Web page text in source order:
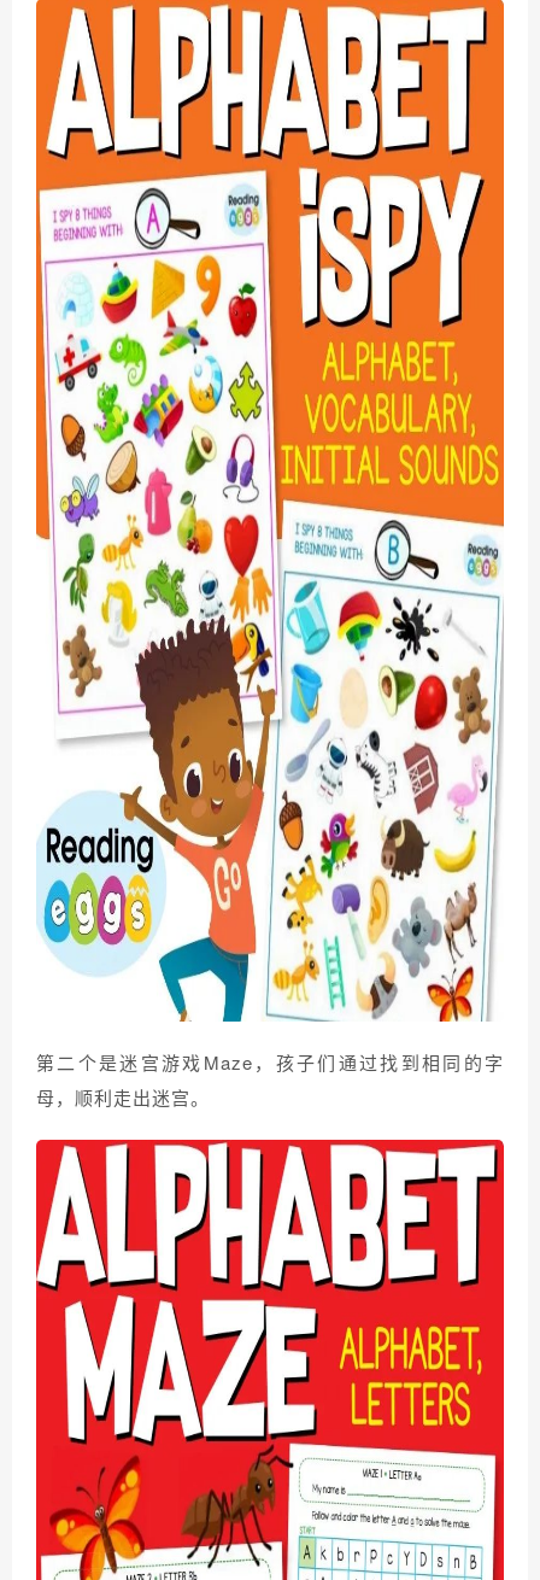
第二个是迷宫游戏Maze，孩子们通过找到相同的字
母，顺利走出迷宫。